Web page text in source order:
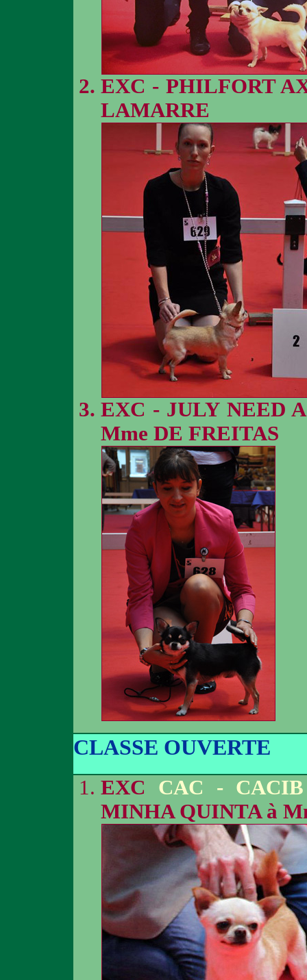
EXC - PHILFORT
LAMARRE
EXC - JULY NEED
Mme DE FREITAS
CLASSE OUVERTE
EXC CAC -
MINHA QUINTA à